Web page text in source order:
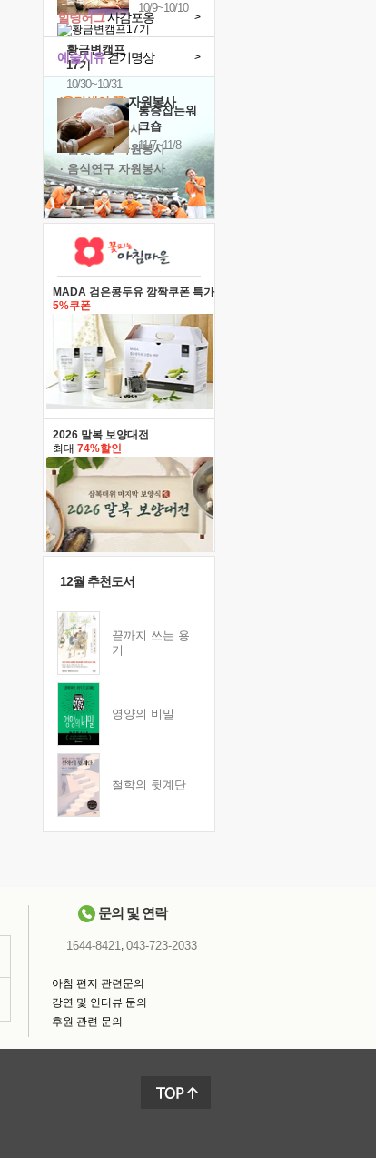
10/9~10/10
황금변캠프
17기
10/30~10/31
통증잡는워
크숍
11/7~11/8
예술치유걷기명상 >
힐링허그사감포옹 >
'옹달샘의 꽃'자원봉사
· 청년 자원봉사
· 금빛청년 자원봉사
· 음식연구 자원봉사
MADA 검은콩두유 깜짝쿠폰 특가
5%쿠폰
2026 말복 보양대전
최대 74%할인
12월 추천도서
끝까지 쓰는 용
기
영양의 비밀
철학의 뒷계단
문의 및 연락
1644-8421, 043-723-2033
아침 편지 관련문의
강연 및 인터뷰 문의
후원 관련 문의